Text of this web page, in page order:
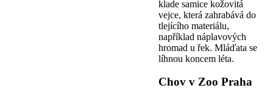
klade samice kožovitá
vejce, která zahrabává do
tlejícího materiálu,
například náplavových
hromad u řek. Mláďata se
líhnou koncem léta.
Chov v Zoo Praha